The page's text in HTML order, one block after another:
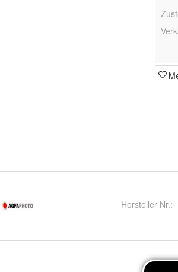
Hersteller Nr.: